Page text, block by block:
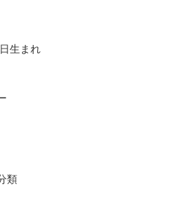
生まれ
類